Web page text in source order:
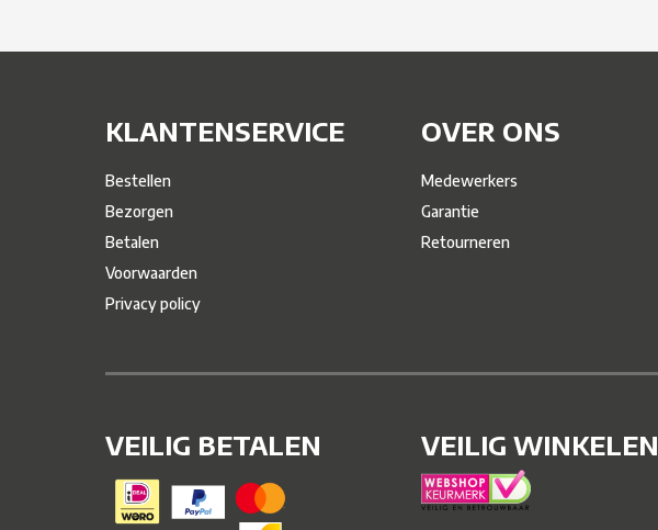
KLANTENSERVICE
Bestellen
Bezorgen
Betalen
Voorwaarden
Privacy policy
OVER ONS
Medewerkers
Garantie
Retourneren
VEILIG BETALEN VEILIG WINKELEN